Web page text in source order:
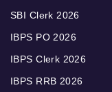
SBI Clerk 2026
IBPS PO 2026
IBPS Clerk 2026
IBPS RRB 2026